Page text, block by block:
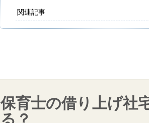
関連記事
保育士の借り上げ社
る？